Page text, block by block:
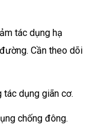
tác dụng hạ
Cần theo dõi
tác dụng giãn cơ.
chống đông.